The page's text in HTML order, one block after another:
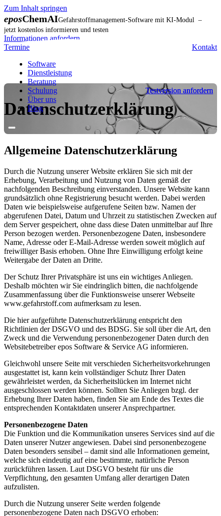
Zum Inhalt springen
eposChemAIGefahrstoffmanagement-Software mit KI-Modul –
jetzt kostenlos informieren und testen
Informationen anfordern
Termine
Kontakt
Software
Dienstleistung
Beratung
Schulung
Über uns
Blog
Testversion anfordern
Testversion anfordern
Datenschutzerklärung
Allgemeine Datenschutzerklärung
Durch die Nutzung unserer Website erklären Sie sich mit der
Erhebung, Verarbeitung und Nutzung von Daten gemäß der
nachfolgenden Beschreibung einverstanden. Unsere Website kann
grundsätzlich ohne Registrierung besucht werden. Dabei werden
Daten wie beispielsweise aufgerufene Seiten bzw. Namen der
abgerufenen Datei, Datum und Uhrzeit zu statistischen Zwecken auf
dem Server gespeichert, ohne dass diese Daten unmittelbar auf Ihre
Person bezogen werden. Personenbezogene Daten, insbesondere
Name, Adresse oder E-Mail-Adresse werden soweit möglich auf
freiwilliger Basis erhoben. Ohne Ihre Einwilligung erfolgt keine
Weitergabe der Daten an Dritte.
Der Schutz Ihrer Privatsphäre ist uns ein wichtiges Anliegen.
Deshalb möchten wir Sie eindringlich bitten, die nachfolgende
Zusammenfassung über die Funktionsweise unserer Webseite
www.gefahrstoff.com aufmerksam zu lesen.
Die hier aufgeführte Datenschutzerklärung entspricht den
Richtlinien der DSGVO und des BDSG. Sie soll über die Art, den
Zweck und die Verwendung personenbezogener Daten durch den
Websitebetreiber epos Software & Service AG informieren.
Gleichwohl unsere Seite mit verschieden Sicherheitsvorkehrungen
ausgestattet ist, kann kein vollständiger Schutz Ihrer Daten
gewährleistet werden, da Sicherheitslücken im Internet nicht
ausgeschlossen werden können. Sollten Sie Anliegen bzgl. der
Erhebung Ihrer Daten haben, finden Sie am Ende des Textes die
entsprechenden Kontaktdaten unserer Ansprechpartner.
Personenbezogene Daten
Die Funktion und die Kommunikation unseres Services sind auf die
Daten unserer Nutzer angewiesen. Dabei sind personenbezogene
Daten besonders sensibel – damit sind alle Informationen gemeint,
welche sich eindeutig auf eine bestimmte, natürliche Person
zurückführen lassen. Laut DSGVO besteht für uns die
Verpflichtung, den gesamten Umfang aller derartigen Daten
aufzulisten.
Durch die Nutzung unserer Seite werden folgende
personenbezogene Daten nach DSGVO erhoben: